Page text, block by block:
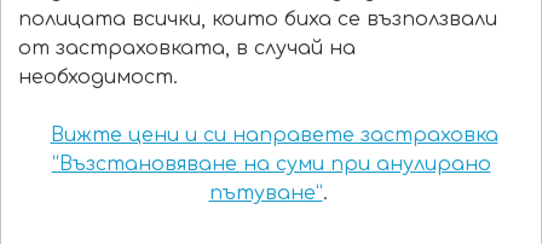
полицата всички, които биха се възползвали
от застраховката, в случай на
необходимост.
Вижте цени и си направете застраховка
“Възстановяване на суми при анулирано
пътуване”.